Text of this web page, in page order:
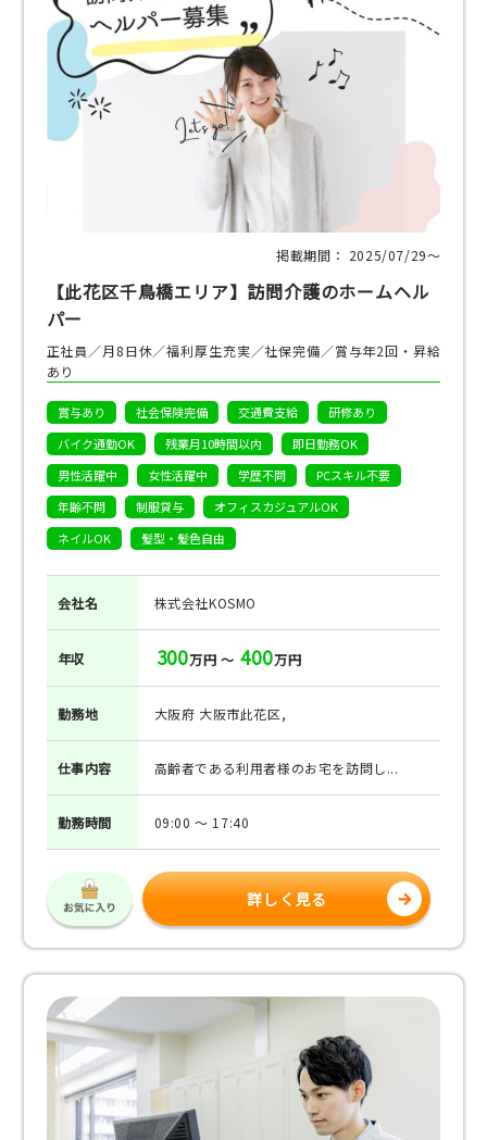
掲載期間： 2025/07/29〜
【此花区千鳥橋エリア】訪問介護のホームヘル
パー
正社員／月8日休／福利厚生充実／社保完備／賞与年2回・昇給
あり
賞与あり 社会保険完備 交通費支給
研修あり
バイク通勤OK
残業月10時間以内
即日勤務OK
男性活躍中
女性活躍中 学歴不問
PCスキル不要
年齢不問
制服貸与
オフィスカジュアルOK
ネイルOK
髪型・髪色自由
会社名 株式会社KOSMO
年収 300万円 ～ 400万円
勤務地 大阪府 大阪市此花区,
仕事内容 高齢者である利用者様のお宅を訪問し...
勤務時間 09:00 ～ 17:40
詳しく見る